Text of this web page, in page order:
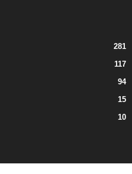
281
117
94
15
10